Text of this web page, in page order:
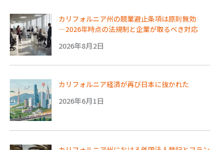
カリフォルニア州の競業避止条項は原則無効
―2026年時点の法規制と企業が取るべき対応
2026年8月2日
カリフォルニア経済が再び日本に抜かれた
2026年6月1日